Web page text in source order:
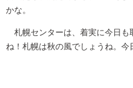
かな。
札幌センターは、着実に今日も
ね！札幌は秋の風でしょうね。今